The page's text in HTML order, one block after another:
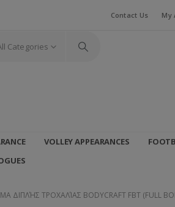
Contact Us My
Categories
VOLLEY APPEARANCES
ΔΙΠΛΉΣ ΤΡΟΧΑΛΊΑΣ BODYCRAFT FBT (FULL